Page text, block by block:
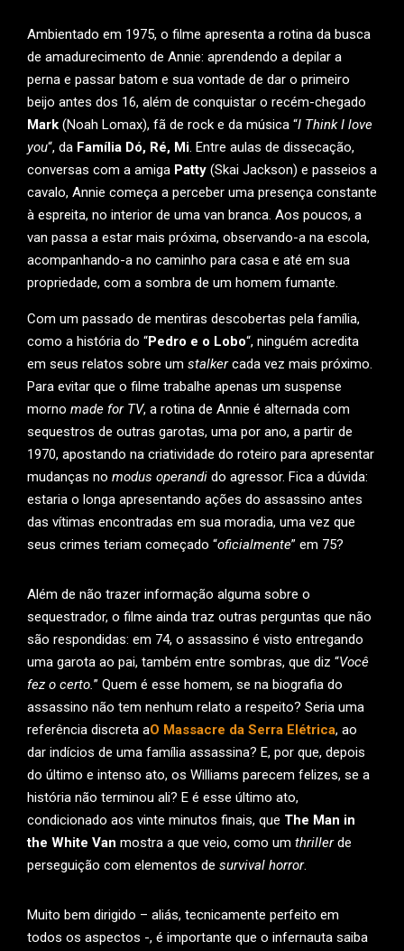
Ambientado em 1975, o filme apresenta a rotina da busca
de amadurecimento de Annie: aprendendo a depilar a
perna e passar batom e sua vontade de dar o primeiro
beijo antes dos 16, além de conquistar o recém-chegado
Mark (Noah Lomax), fã de rock e da música “I Think I love
you“, da Família Dó, Ré, Mi. Entre aulas de dissecação,
conversas com a amiga Patty (Skai Jackson) e passeios a
cavalo, Annie começa a perceber uma presença constante
à espreita, no interior de uma van branca. Aos poucos, a
van passa a estar mais próxima, observando-a na escola,
acompanhando-a no caminho para casa e até em sua
propriedade, com a sombra de um homem fumante.
Com um passado de mentiras descobertas pela família,
como a história do “Pedro e o Lobo“, ninguém acredita
em seus relatos sobre um stalkercada vez mais próximo.
Para evitar que o filme trabalhe apenas um suspense
morno made for TV, a rotina de Annie é alternada com
sequestros de outras garotas, uma por ano, a partir de
1970, apostando na criatividade do roteiro para apresentar
mudanças no modus operandi do agressor. Fica a dúvida:
estaria o longa apresentando ações do assassino antes
das vítimas encontradas em sua moradia, uma vez que
seus crimes teriam começado “oficialmente” em 75?
Além de não trazer informação alguma sobre o
sequestrador, o filme ainda traz outras perguntas que não
são respondidas: em 74, o assassino é visto entregando
uma garota ao pai, também entre sombras, que diz “Você
fez o certo.” Quem é esse homem, se na biografia do
assassino não tem nenhum relato a respeito? Seria uma
referência discreta aO Massacre da Serra Elétrica, ao
dar indícios de uma família assassina? E, por que, depois
do último e intenso ato, os Williams parecem felizes, se a
história não terminou ali? E é esse último ato,
condicionado aos vinte minutos finais, que The Man in
the White Van mostra a que veio, como um thrillerde
perseguição com elementos de survival horror.
Muito bem dirigido – aliás, tecnicamente perfeito em
todos os aspectos -, é importante que o infernauta saiba